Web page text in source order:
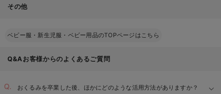
フード・手足カバー付き
高い
その他
ベビー服・新生児服・ベビー用品のTOPページはこちら
Q&Aお客様からのよくあるご質問
おくるみを卒業した後、ほかにどのような活用方法がありますか？